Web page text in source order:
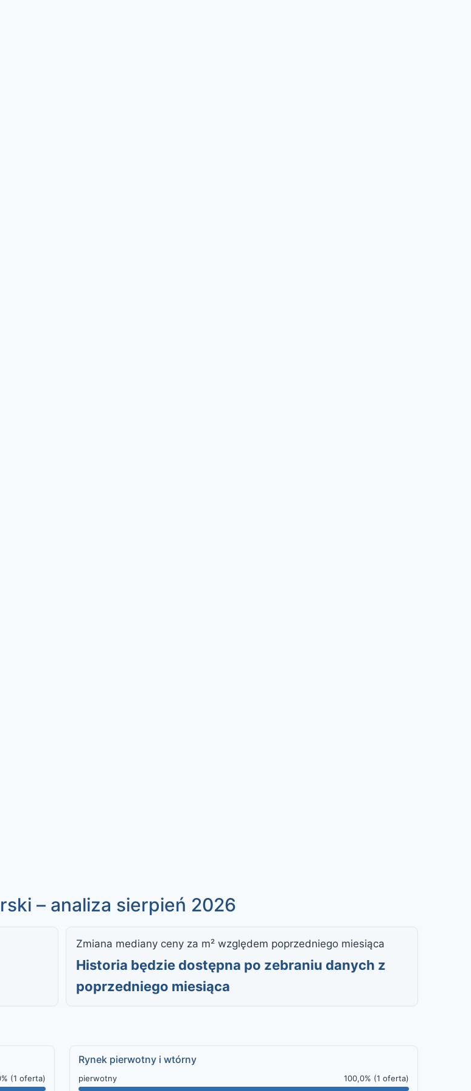
– analiza sierpień 2026
Zmiana mediany ceny za m² względem poprzedniego miesiąca
Historia będzie dostępna po zebraniu danych z
poprzedniego miesiąca
(1 oferta)
Rynek pierwotny i wtórny
pierwotny 100,0% (1 oferta)